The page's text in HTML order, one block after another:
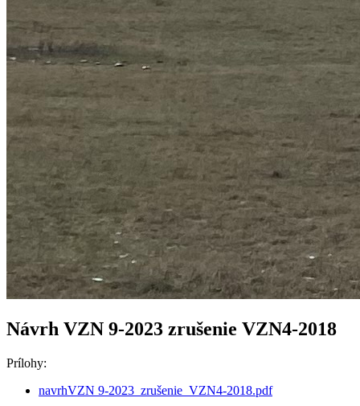
Návrh VZN 9-2023 zrušenie VZN4-2018
Prílohy:
navrhVZN 9-2023_zrušenie_VZN4-2018.pdf